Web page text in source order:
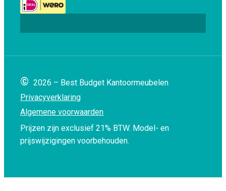
© 2026 – Best Budget Kantoormeubelen
Privacyverklaring
Algemene voorwaarden
Prijzen zijn exclusief 21% BTW. Model- en
prijswijzigingen voorbehouden.